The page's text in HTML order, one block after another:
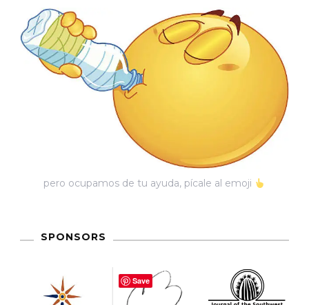
pero ocupamos de tu ayuda, pícale al emoji
SPONSORS
Save